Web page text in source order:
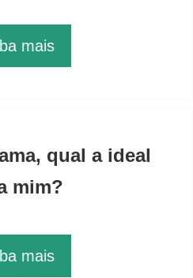
mais
qual a ideal
mim?
mais